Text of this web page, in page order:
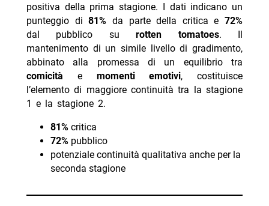
positiva della prima stagione. I dati indicano un
punteggio di81% da parte della critica e72%
dal pubblico surotten tomatoes. Il
mantenimento di un simile livello di gradimento,
abbinato alla promessa di un equilibrio tra
comicità e momenti emotivi, costituisce
l’elemento di maggiore continuità tra la stagione
1 e la stagione 2.
81%critica
72%pubblico
potenziale continuità qualitativa anche per la
seconda stagione